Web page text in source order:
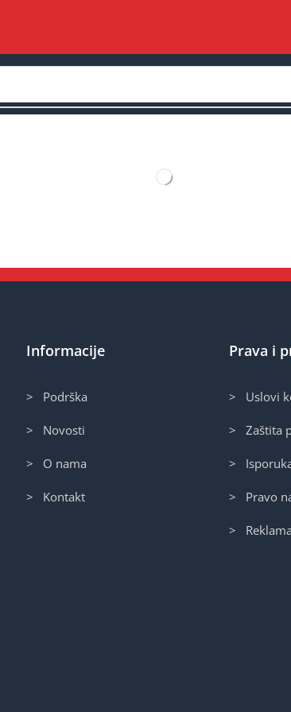
Informacije
> Podrška
> Novosti
> O nama
> Kontakt
Prava i
> Uslovi
> Zaštita
>
> Pravo
>